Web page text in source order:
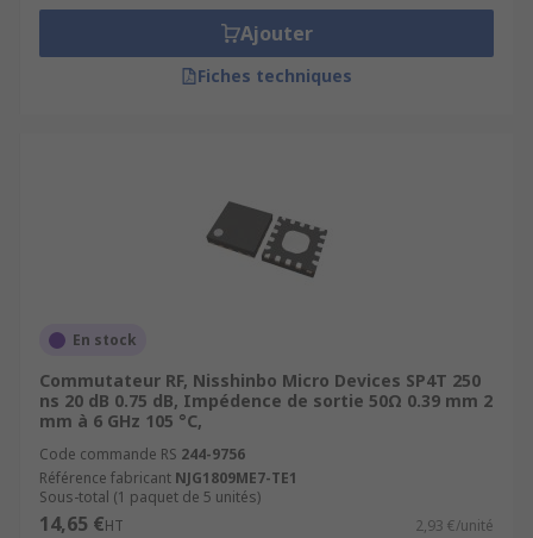
Ajouter
Fiches techniques
En stock
Commutateur RF, Nisshinbo Micro Devices SP4T 250
ns 20 dB 0.75 dB, Impédence de sortie 50Ω 0.39 mm 2
mm à 6 GHz 105 °C,
Code commande RS 244-9756
Référence fabricant NJG1809ME7-TE1
Sous-total (1 paquet de 5 unités)
14,65 €HT 2,93 €/unité